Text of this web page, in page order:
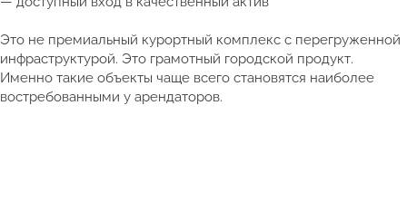
Это не премиальный курортный комплекс с перегруженной
инфраструктурой. Это грамотный городской продукт.
Именно такие объекты чаще всего становятся наиболее
востребованными у арендаторов.